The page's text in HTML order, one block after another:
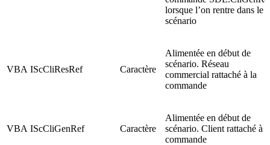
lorsque l’on rentre dans le
scénario
VBA IScCliResRef Caractère
Alimentée en début de
scénario. Réseau
commercial rattaché à la
commande
VBA IScCliGenRef Caractère
Alimentée en début de
scénario. Client rattaché à
commande